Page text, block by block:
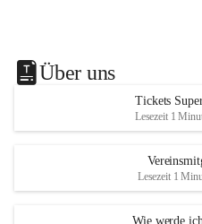
Über uns
Tickets
Lesezeit 1
Lesezeit 1
Wie werde